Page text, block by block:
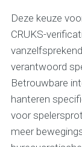
Deze keuze
CRUKS-
verantwoord
Betrouwbare
hanteren
voor
meer